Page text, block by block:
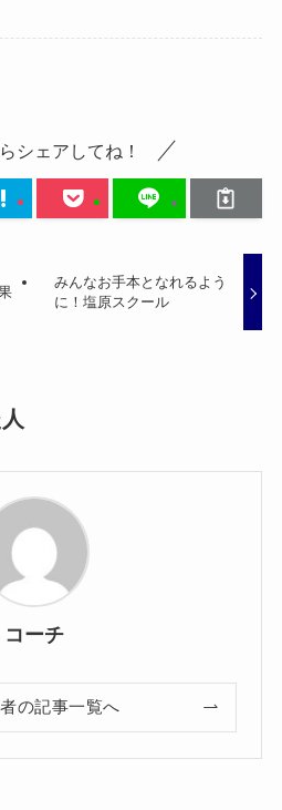
シェアしてね！
みんなお手本となれるよう
に！塩原スクール
コーチ
の記事一覧へ